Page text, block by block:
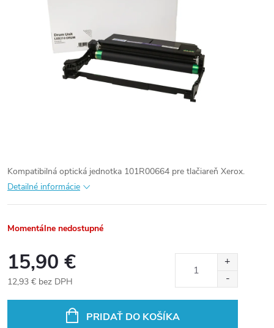
Kompatibilná optická jednotka 101R00664 pre tlačiareň Xerox.
Detailné informácie
Momentálne nedostupné
15,90 €
12,93 € bez DPH
PRIDAŤ DO KOŠÍKA